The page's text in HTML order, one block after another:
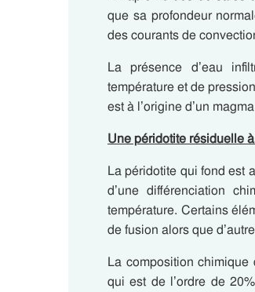
que sa profondeur
des courants de
La présence d’eau
température et de
est à l’origine d’un
Une péridotite résiduelle
La péridotite qui fond est
d’une différenciation
température. Certains
de fusion alors que
La composition
qui est de l’ordre de